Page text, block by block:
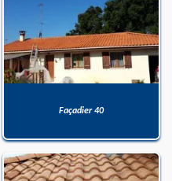
Façadier 40